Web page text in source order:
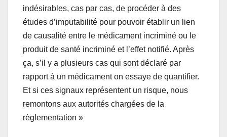
indésirables, cas par cas, de procéder à des
études d’imputabilité pour pouvoir établir un lien
de causalité entre le médicament incriminé ou le
produit de santé incriminé et l’effet notifié. Après
ça, s’il y a plusieurs cas qui sont déclaré par
rapport à un médicament on essaye de quantifier.
Et si ces signaux représentent un risque, nous
remontons aux autorités chargées de la
règlementation »